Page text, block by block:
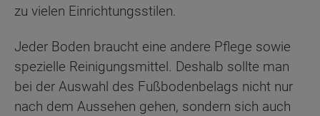
zu vielen Einrichtungsstilen.
Jeder Boden braucht eine andere Pflege sowie
spezielle Reinigungsmittel. Deshalb sollte man
bei der Auswahl des Fußbodenbelags nicht nur
nach dem Aussehen gehen, sondern sich auch